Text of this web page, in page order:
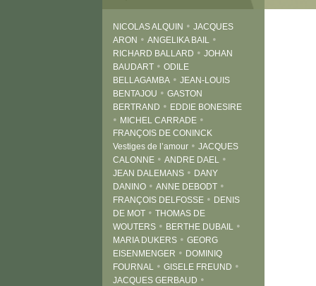
NICOLAS ALQUIN • JACQUES
ARON • ANGELIKA BAIL •
RICHARD BALLARD • JOHAN
BAUDART • ODILE
BELLAGAMBA • JEAN-LOUIS
BENTAJOU • GASTON
BERTRAND • EDDIE BONESIRE
• MICHEL CARRADE •
FRANÇOIS DE CONINCK
Vestiges de l’amour • JACQUES
CALONNE • ANDRE DAEL •
JEAN DALEMANS • DANY
DANINO • ANNE DEBODT •
FRANÇOIS DELFOSSE • DENIS
DE MOT • THOMAS DE
WOUTERS • BERTHE DUBAIL •
MARIA DUKERS • GEORG
EISENMENGER • DOMINIQ
FOURNAL • GISELE FREUND •
JACQUES GERBAUD •